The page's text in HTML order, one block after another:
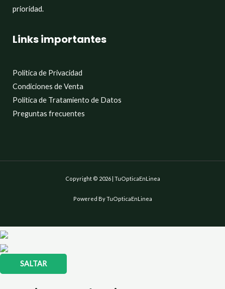
prioridad.
Links importantes
Política de Privacidad
Condiciones de Venta
Política de Tratamiento de Datos
Preguntas frecuentes
Copyright © 2026 | TuOpticaEnLinea
Powered By TuOpticaEnLinea
SALTAR